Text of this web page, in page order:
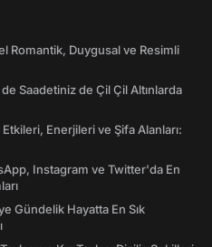
Romantik, Duygusal ve Resimli
Saadetiniz de Çil Çil Altınlarda
Enerjileri ve Şifa Alanları:
Instagram ve Twitter'da En
Gündelik Hayatta En Sık